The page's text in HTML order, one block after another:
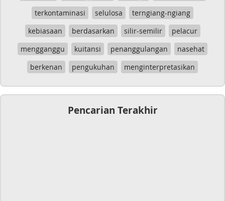
terkontaminasi
selulosa
terngiang-ngiang
kebiasaan
berdasarkan silir-semilir
pelacur
mengganggu
kuitansi penanggulangan
nasehat
berkenan
pengukuhan menginterpretasikan
Pencarian Terakhir